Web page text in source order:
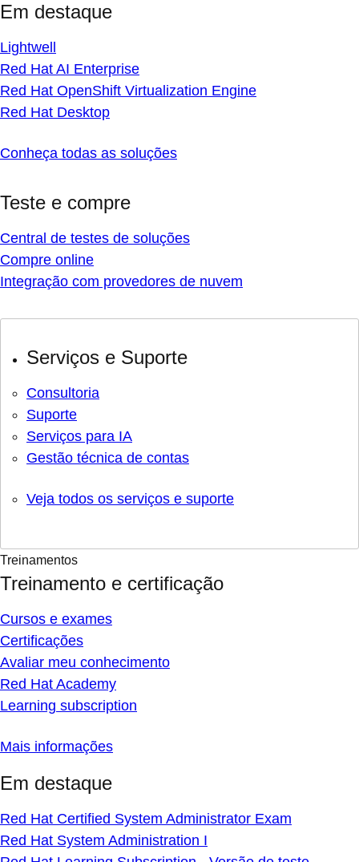
Em destaque
Lightwell
Red Hat AI Enterprise
Red Hat OpenShift Virtualization Engine
Red Hat Desktop
Conheça todas as soluções
Teste e compre
Central de testes de soluções
Compre online
Integração com provedores de nuvem
Serviços e Suporte
Consultoria
Suporte
Serviços para IA
Gestão técnica de contas
Veja todos os serviços e suporte
Treinamentos
Treinamento e certificação
Cursos e exames
Certificações
Avaliar meu conhecimento
Red Hat Academy
Learning subscription
Mais informações
Em destaque
Red Hat Certified System Administrator Exam
Red Hat System Administration I